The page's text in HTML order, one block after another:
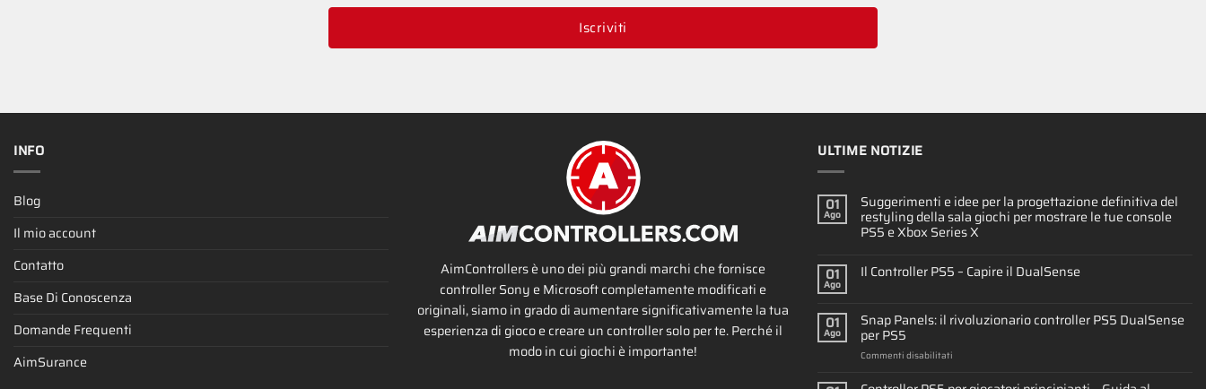
Iscriviti
INFO
Blog
Il mio account
Contatto
Base Di Conoscenza
Domande Frequenti
AimSurance
AimControllers è uno dei più grandi marchi che fornisce
controller Sony e Microsoft completamente modificati e
originali, siamo in grado di aumentare significativamente la tua
esperienza di gioco e creare un controller solo per te. Perché il
modo in cui giochi è importante!
ULTIME NOTIZIE
01
Ago
Suggerimenti e idee per la progettazione definitiva del
restyling della sala giochi per mostrare le tue console
PS5 e Xbox Series X
01
Ago
Il Controller PS5 – Capire il DualSense
01
Ago
Snap Panels: il rivoluzionario controller PS5 DualSense
per PS5
Commenti disabilitati
Panels: